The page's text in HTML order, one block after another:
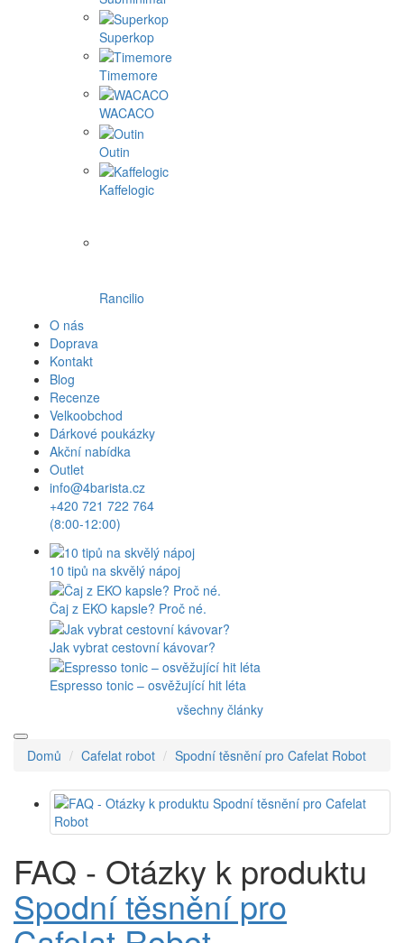
Superkop
Timemore
WACACO
Outin
Kaffelogic
Rancilio
O nás
Doprava
Kontakt
Blog
Recenze
Velkoobchod
Dárkové poukázky
Akční nabídka
Outlet
info@4barista.cz
+420 721 722 764
(8:00-12:00)
10 tipů na skvělý nápoj
Čaj z EKO kapsle? Proč né.
Jak vybrat cestovní kávovar?
Espresso tonic – osvěžující hit léta
všechny články
Domů Cafelat robot Spodní těsnění pro Cafelat Robot
FAQ - Otázky k produktu
Spodní těsnění pro